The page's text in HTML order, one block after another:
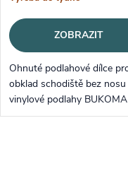
ZOBRAZIT
Ohnuté podlahové dílce
obklad schodiště bez
vinylové podlahy BUKOMA
PREMIUM U-CLICK Dub